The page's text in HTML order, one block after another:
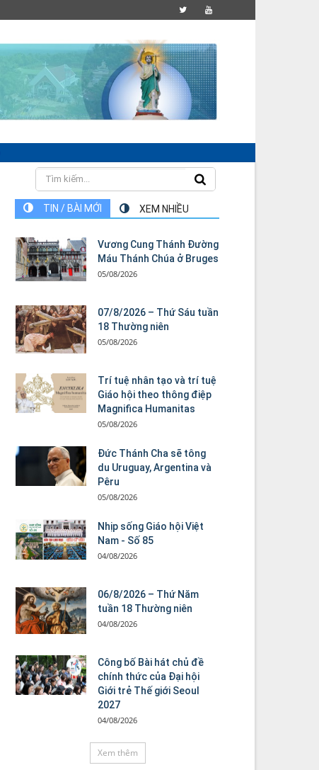
TIN / BÀI MỚI XEM NHIỀU
Vương Cung Thánh Ðường
Máu Thánh Chúa ở Bruges
05/08/2026
07/8/2026 – Thứ Sáu tuần
18 Thường niên
05/08/2026
Trí tuệ nhân tạo và trí tuệ
Giáo hội theo thông điệp
Magnifica Humanitas
05/08/2026
Đức Thánh Cha sẽ tông
du Uruguay, Argentina và
Pêru
05/08/2026
Nhịp sống Giáo hội Việt
Nam - Số 85
04/08/2026
06/8/2026 – Thứ Năm
tuần 18 Thường niên
04/08/2026
Công bố Bài hát chủ đề
chính thức của Đại hội
Giới trẻ Thế giới Seoul
2027
04/08/2026
Xem thêm